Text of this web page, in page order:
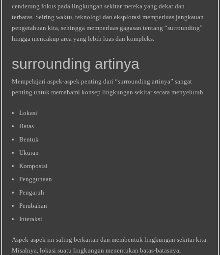
cenderung fokus pada lingkungan sekitar mereka yang dekat dan
terbatas. Seiring waktu, teknologi dan eksplorasi memperluas jangkauan
pengetahuan kita, sehingga memperluas gagasan tentang “surrounding”
hingga mencakup area yang lebih luas dan kompleks.
surrounding artinya
Mempelajari aspek-aspek penting dari “surrounding artinya” sangat
penting untuk memahami konsep lingkungan sekitar secara menyeluruh.
Lokasi
Batas
Bentuk
Ukuran
Komposisi
Penggunaan
Pengaruh
Perubahan
Interaksi
Aspek-aspek ini saling berkaitan dan membentuk lingkungan sekitar kita.
Misalnya, lokasi suatu lingkungan menentukan batas-batasnya,